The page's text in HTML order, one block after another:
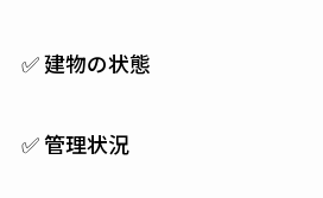
✅ 建物の状態
✅ 管理状況